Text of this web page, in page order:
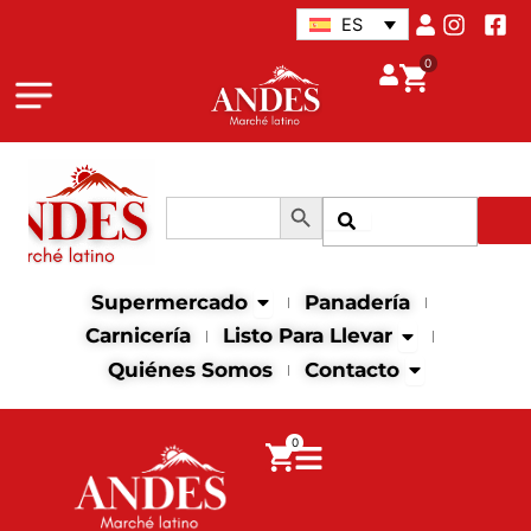
ES
0
Buscar: Botón de búsqueda
Supermercado Abrir supermercado
Panadería
Carnicería
Listo Para Llevar Abrir Listo
Quiénes Somos Contacto Abrir
0